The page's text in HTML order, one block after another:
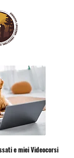
e miei Videocorsi